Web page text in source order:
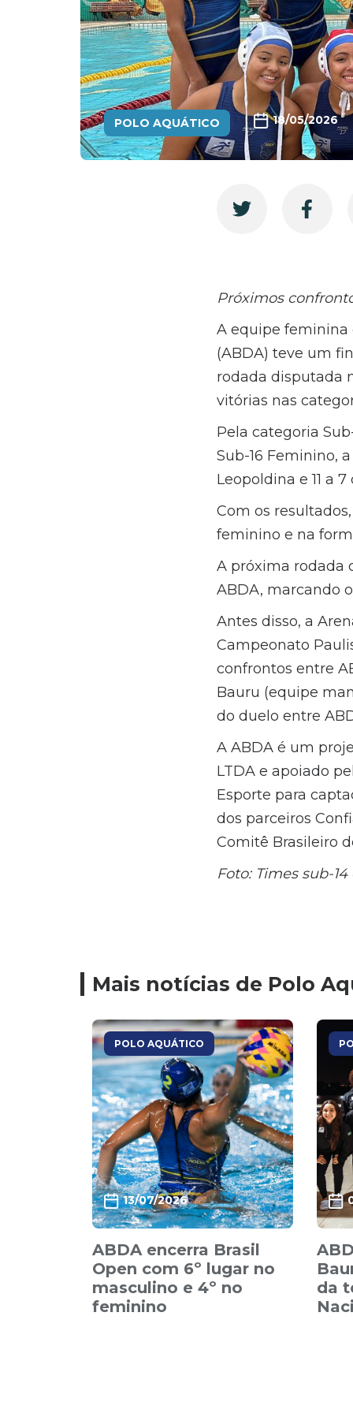
POLO AQUÁTICO 18/05/2026
Próximos
A equipe feminina
(ABDA) teve um
rodada disputada
vitórias nas
Pela categoria
Sub-16 Feminino,
Leopoldina e 11 a
Com os
feminino e na
A próxima rodada
ABDA, marcando
Antes disso, a
Campeonato
confrontos entre
Bauru (equipe
do duelo entre
A ABDA é um
LTDA e apoiado
Esporte para
dos parceiros
Comitê Brasileiro
Foto: Times sub-
Mais notícias de Polo
POLO AQUÁTICO
13/07/2026
ABDA encerra Brasil
Open com 6º lugar no
masculino e 4º no
feminino
da